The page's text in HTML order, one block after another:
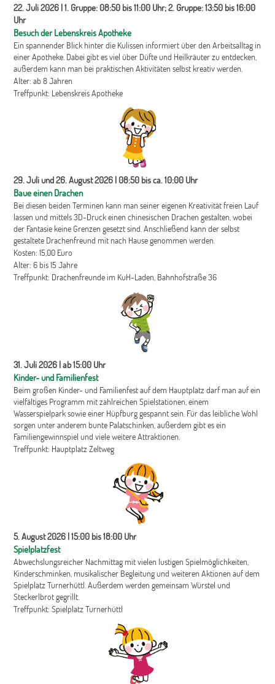
22. Juli 2026 | 1. Gruppe: 08:50 bis 11:00 Uhr; 2. Gruppe: 13:50 bis 16:00
Uhr
Besuch der Lebenskreis Apotheke
Ein spannender Blick hinter die Kulissen informiert über den Arbeitsalltag in
einer Apotheke. Dabei gibt es viel über Düfte und Heilkräuter zu entdecken,
außerdem kann man bei praktischen Aktivitäten selbst kreativ werden.
Alter: ab 8 Jahren
Treffpunkt: Lebenskreis Apotheke
29. Juli und 26. August 2026 | 08:50 bis ca. 10:00 Uhr
Baue einen Drachen
Bei diesen beiden Terminen kann man seiner eigenen Kreativität freien Lauf
lassen und mittels 3D-Druck einen chinesischen Drachen gestalten, wobei
der Fantasie keine Grenzen gesetzt sind. Anschließend kann der selbst
gestaltete Drachenfreund mit nach Hause genommen werden.
Kosten: 15,00 Euro
Alter: 6 bis 15 Jahre
Treffpunkt: Drachenfreunde im KuH-Laden, Bahnhofstraße 36
31. Juli 2026 | ab 15:00 Uhr
Kinder- und Familienfest
Beim großen Kinder- und Familienfest auf dem Hauptplatz darf man auf ein
vielfältiges Programm mit zahlreichen Spielstationen, einem
Wasserspielpark sowie einer Hüpfburg gespannt sein. Für das leibliche Wohl
sorgen unter anderem bunte Palatschinken, außerdem gibt es ein
Familiengewinnspiel und viele weitere Attraktionen.
Treffpunkt: Hauptplatz Zeltweg
5. August 2026 | 15:00 bis 18:00 Uhr
Spielplatzfest
Abwechslungsreicher Nachmittag mit vielen lustigen Spielmöglichkeiten,
Kinderschminken, musikalischer Begleitung und weiteren Aktionen auf dem
Spielplatz Turnerhüttl. Außerdem werden gemeinsam Würstel und
Steckerlbrot gegrillt.
Treffpunkt: Spielplatz Turnerhüttl